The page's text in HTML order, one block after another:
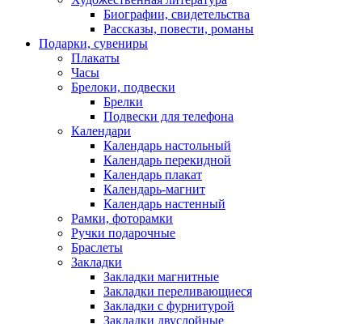
Биографии, свидетельства
Рассказы, повести, романы
Подарки, сувениры
Плакаты
Часы
Брелоки, подвески
Брелки
Подвески для телефона
Календари
Календарь настольный
Календарь перекидной
Календарь плакат
Календарь-магнит
Календарь настенный
Рамки, фоторамки
Ручки подарочные
Браслеты
Закладки
Закладки магнитные
Закладки переливающиеся
Закладки с фурнитурой
Закладки двуслойные